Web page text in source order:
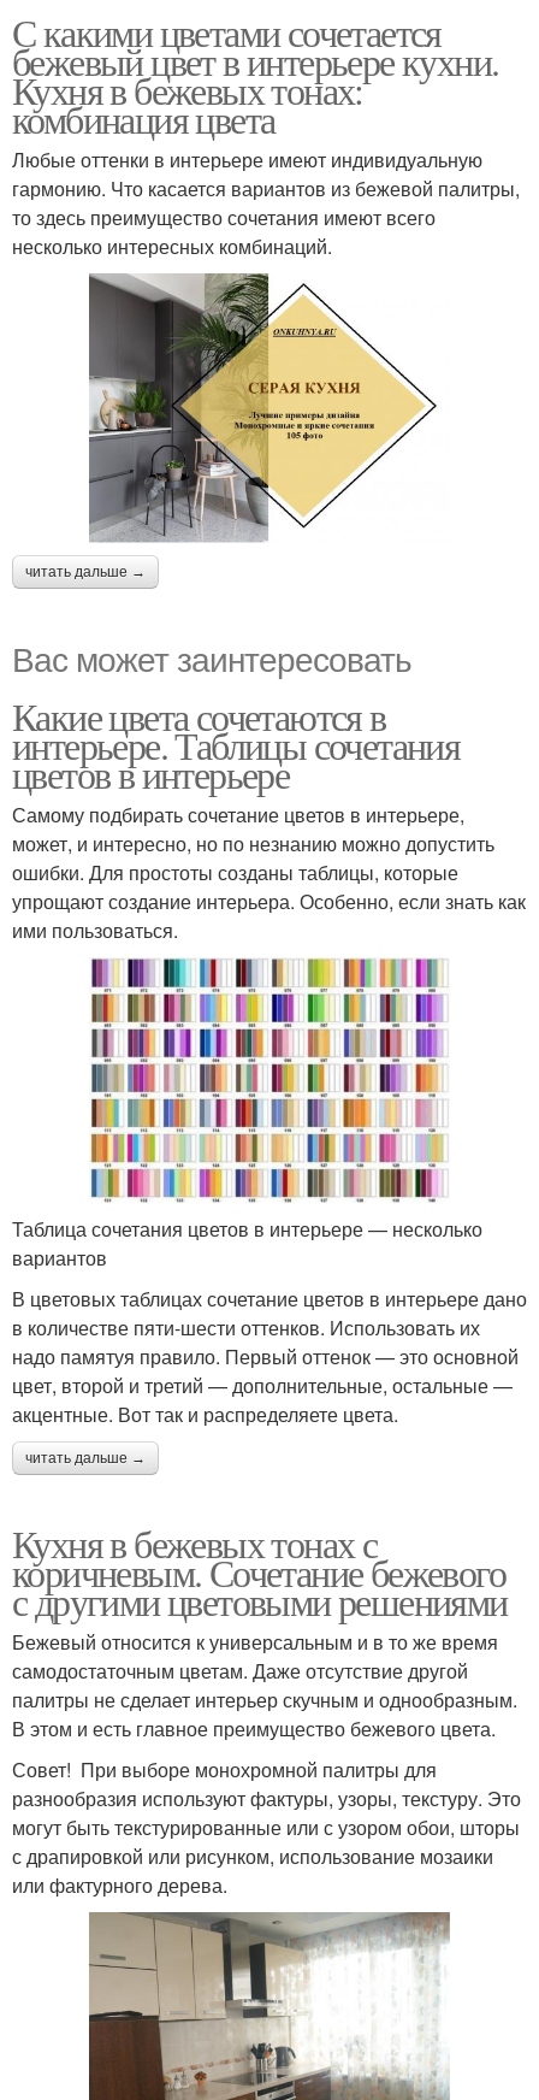
С какими цветами сочетается
бежевый цвет в интерьере кухни.
Кухня в бежевых тонах:
комбинация цвета
Любые оттенки в интерьере имеют индивидуальную
гармонию. Что касается вариантов из бежевой палитры,
то здесь преимущество сочетания имеют всего
несколько интересных комбинаций.
читать дальше →
Вас может заинтересовать
Какие цвета сочетаются в
интерьере. Таблицы сочетания
цветов в интерьере
Самому подбирать сочетание цветов в интерьере,
может, и интересно, но по незнанию можно допустить
ошибки. Для простоты созданы таблицы, которые
упрощают создание интерьера. Особенно, если знать как
ими пользоваться.
Таблица сочетания цветов в интерьере — несколько
вариантов
В цветовых таблицах сочетание цветов в интерьере дано
в количестве пяти-шести оттенков. Использовать их
надо памятуя правило. Первый оттенок — это основной
цвет, второй и третий — дополнительные, остальные —
акцентные. Вот так и распределяете цвета.
читать дальше →
Кухня в бежевых тонах с
коричневым. Сочетание бежевого
с другими цветовыми решениями
Бежевый относится к универсальным и в то же время
самодостаточным цветам. Даже отсутствие другой
палитры не сделает интерьер скучным и однообразным.
В этом и есть главное преимущество бежевого цвета.
Совет! При выборе монохромной палитры для
разнообразия используют фактуры, узоры, текстуру. Это
могут быть текстурированные или с узором обои, шторы
с драпировкой или рисунком, использование мозаики
или фактурного дерева.